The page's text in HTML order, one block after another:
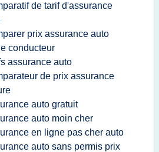
de tarif d'assurance
prix assurance auto
conducteur
assurance auto
de prix assurance
auto gratuit
auto moin cher
en ligne pas cher auto
auto sans permis prix